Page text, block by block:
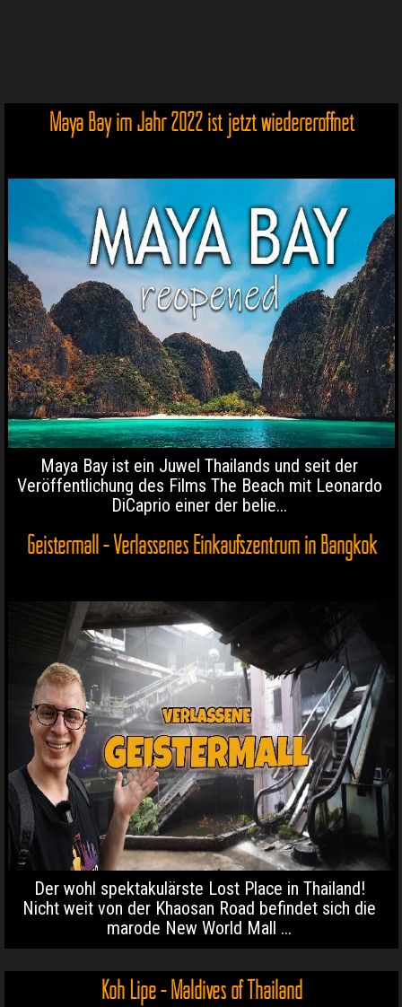
Maya Bay im Jahr 2022 ist jetzt wiedereröffnet
Maya Bay ist ein Juwel Thailands und seit der
Veröffentlichung des Films The Beach mit Leonardo
DiCaprio einer der belie...
Geistermall - Verlassenes Einkaufszentrum in Bangkok
Der wohl spektakulärste Lost Place in Thailand!
Nicht weit von der Khaosan Road befindet sich die
marode New World Mall ...
Koh Lipe - Maldives of Thailand